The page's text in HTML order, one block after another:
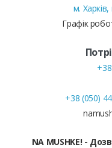
м.
Графік
+38 (050)
NA MUSHKE! -